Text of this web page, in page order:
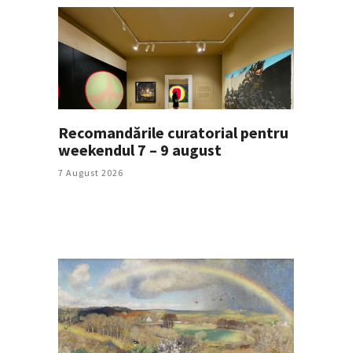
Recomandările curatorial pentru
weekendul 7 – 9 august
7 August 2026